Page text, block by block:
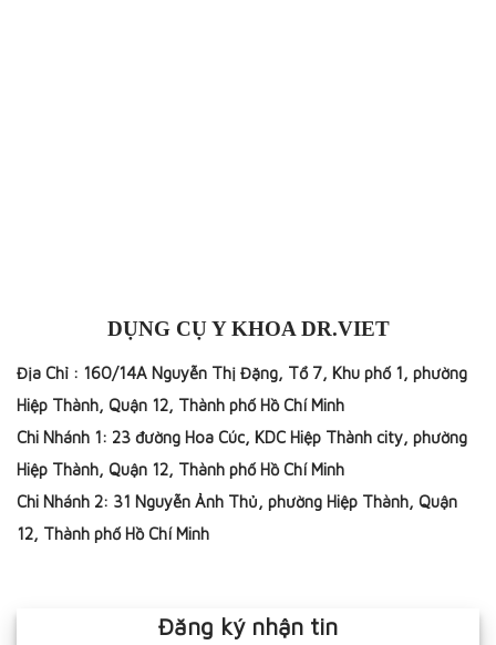
DỤNG CỤ Y KHOA DR.VIET
Địa Chỉ : 160/14A Nguyễn Thị Đặng, Tổ 7, Khu phố 1, phường
Hiệp Thành, Quận 12, Thành phố Hồ Chí Minh
Chi Nhánh 1: 23 đường Hoa Cúc, KDC Hiệp Thành city, phường
Hiệp Thành, Quận 12, Thành phố Hồ Chí Minh
Chi Nhánh 2: 31 Nguyễn Ảnh Thủ, phường Hiệp Thành, Quận
12, Thành phố Hồ Chí Minh
Đăng ký nhận tin